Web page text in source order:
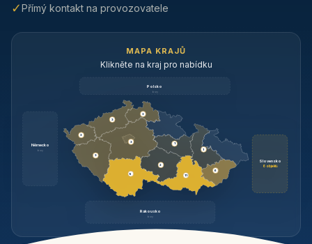
✓Přímý kontakt na provozovatele
MAPA KRAJŮ
Klikněte na kraj pro nabídku
Polsko
brzy
Německo
brzy
Slovensko
6 objektů
Rakousko
brzy
3
9
3
3
3
3
1
2
11
1
6